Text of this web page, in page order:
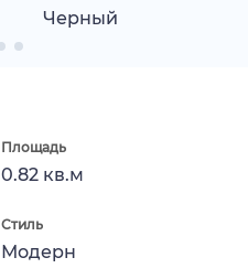
Черный
Площадь
0.82 кв.м
Стиль
Модерн